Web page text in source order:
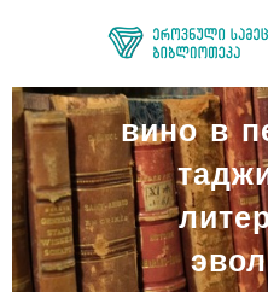
вино в
ᲑᲘᲑᲚᲘᲝᲗᲔᲙᲐ
ᲛᲝᲛᲡᲐᲮᲣᲠᲔᲑᲐ
ᲦᲘᲐ ᲛᲔᲪᲜᲘᲔᲠᲔᲑᲐ
ᲠᲔᲡᲣᲠᲡᲘ